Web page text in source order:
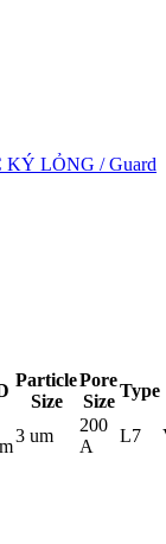
KÝ LỎNG / Guard
Particle
Size
Pore
Size
Type
3 um
200
A
L7